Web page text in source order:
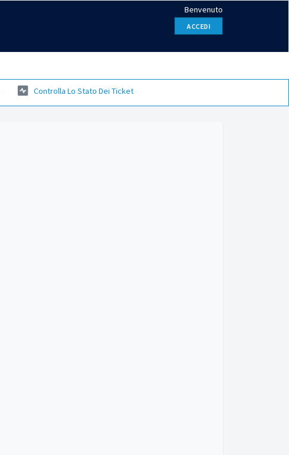
Benvenuto
ACCEDI
Controlla Lo Stato Dei Ticket